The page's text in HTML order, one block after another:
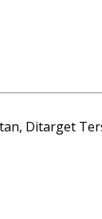
Ditarget